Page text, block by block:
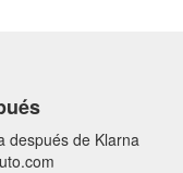
después de Klarna